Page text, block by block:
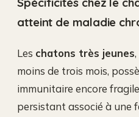
atteint de maladie
Les chatons très jeunes
moins de trois mois,
immunitaire encore
persistant associé à une